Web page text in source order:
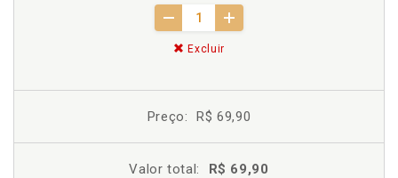
Excluir
Preço: R$ 69,90
Valor total: R$ 69,90